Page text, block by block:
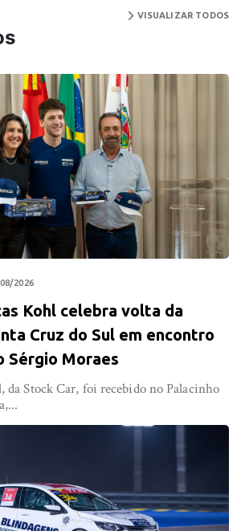
VISUALIZAR TODOS
2026
Kohl celebra volta da
Cruz do Sul em encontro
Sérgio Moraes
Stock Car, foi recebido no Palacinho